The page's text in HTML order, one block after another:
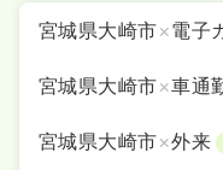
宮城県大崎市×電子
宮城県大崎市×車通
宮城県大崎市×外来